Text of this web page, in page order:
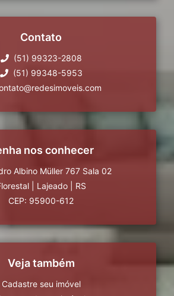
Contato
(51) 99323-2808
(51) 99348-5953
nos conhecer
Albino Müller 767 Sala 02
Lajeado
RS
CEP: 95900-612
Veja também
Cadastre seu imóvel